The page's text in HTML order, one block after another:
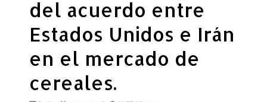
del acuerdo entre
Estados Unidos e Irán
en el mercado de
cereales.